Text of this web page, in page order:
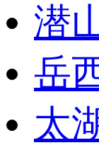
潜
岳
太